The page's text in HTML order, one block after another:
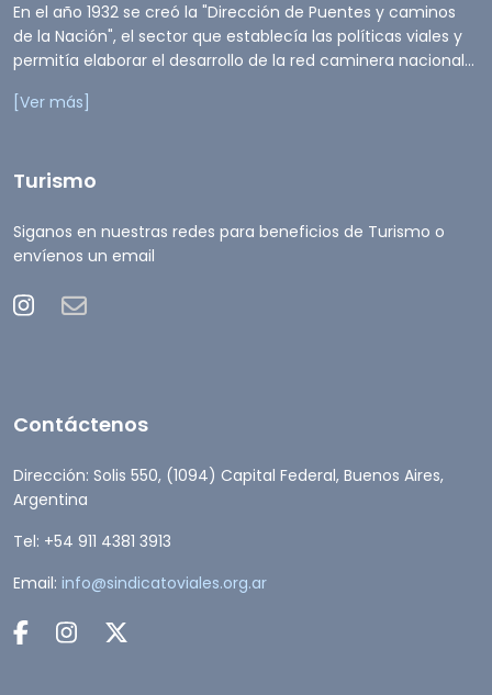
En el año 1932 se creó la "Dirección de Puentes y caminos
de la Nación", el sector que establecía las políticas viales y
permitía elaborar el desarrollo de la red caminera nacional...
[Ver más]
Turismo
Siganos en nuestras redes para beneficios de Turismo o
envíenos un email
Contáctenos
Dirección: Solis 550, (1094) Capital Federal, Buenos Aires,
Argentina
Tel: +54 911 4381 3913
Email: info@sindicatoviales.org.ar